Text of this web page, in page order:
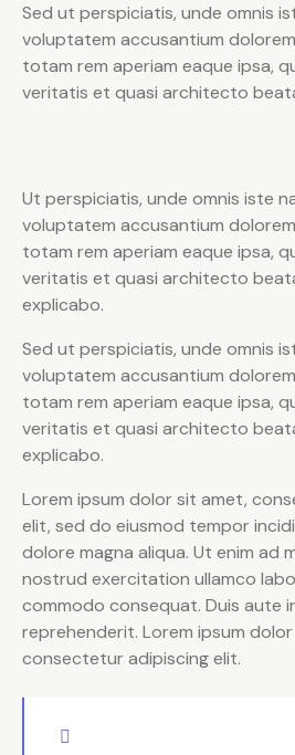
Sed ut perspiciatis, unde omnis
voluptatem accusantium
totam rem aperiam eaque ipsa,
veritatis et quasi architecto
Ut perspiciatis, unde omnis iste
voluptatem accusantium
totam rem aperiam eaque ipsa,
veritatis et quasi architecto
explicabo.
Sed ut perspiciatis, unde omnis
voluptatem accusantium
totam rem aperiam eaque ipsa,
veritatis et quasi architecto
explicabo.
Lorem ipsum dolor sit amet,
elit, sed do eiusmod tempor
dolore magna aliqua. Ut enim ad
nostrud exercitation ullamco
commodo consequat. Duis aute
reprehenderit. Lorem ipsum
consectetur adipiscing elit.